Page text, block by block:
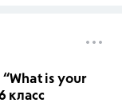
is your
класс